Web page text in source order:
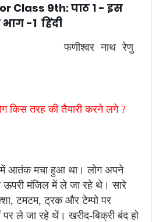
Class 9th: पाठ 1 - इस
-1 हिंदी
फणीश्वर नाथ रेणु
किस तरह की तैयारी करने लगे ?
में आतंक मचा हुआ था। लोग अपने
ऊपरी मंजिल में ले जा रहे थे। सारे
टमटम, ट्रक और टेम्पो पर
पर ले जा रहे थें। खरीद-बिक्री बंद हो